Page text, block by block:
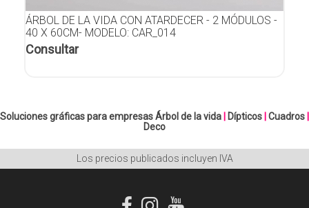
ÁRBOL DE LA VIDA CON ATARDECER - 2 MÓDULOS -
40 X 60CM- MODELO: CAR_014
Consultar
Soluciones gráficas para empresasÁrbol de la vida| Dípticos|Cuadros|
Deco
Los precios publicados incluyen IVA